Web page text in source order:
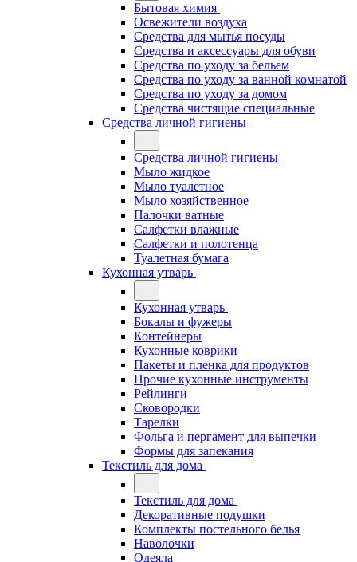
Бытовая химия
Освежители воздуха
Средства для мытья посуды
Средства и аксессуары для обуви
Средства по уходу за бельем
Средства по уходу за ванной комнатой
Средства по уходу за домом
Средства чистящие специальные
Средства личной гигиены
Средства личной гигиены
Мыло жидкое
Мыло туалетное
Мыло хозяйственное
Палочки ватные
Салфетки влажные
Салфетки и полотенца
Туалетная бумага
Кухонная утварь
Кухонная утварь
Бокалы и фужеры
Контейнеры
Кухонные коврики
Пакеты и пленка для продуктов
Прочие кухонные инструменты
Рейлинги
Сковородки
Тарелки
Фольга и пергамент для выпечки
Формы для запекания
Текстиль для дома
Текстиль для дома
Декоративные подушки
Комплекты постельного белья
Наволочки
Одеяла